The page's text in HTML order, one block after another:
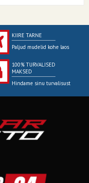
KIIRE TARNE
Paljud mudelid kohe laos
100% TURVALISED
MAKSED
Hindame sinu turvalisust